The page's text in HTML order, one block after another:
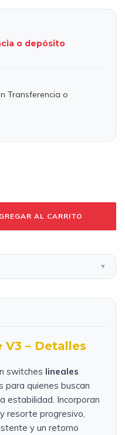
o depósito
Transferencia o
▼
V3 – Detalles
switches lineales
para quienes buscan
estabilidad. Incorporan
y resorte progresivo,
y un retorno